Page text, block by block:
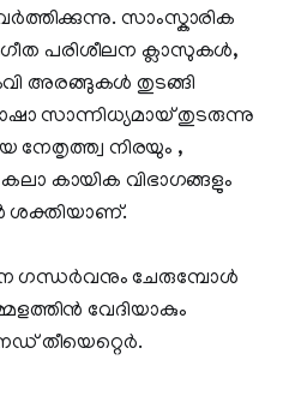
സാംസ്കാരിക
പരിശീലന ക്ലാസുകള്‍,
അരങ്ങുകള്‍ തുടങ്ങി
സാന്നിധ്യമായ് തുടരുന്നു
നേതൃത്ത്വ നിരയും ,
കായിക വിഭാഗങ്ങളും
ശക്തിയാണ്.
ഗന്ധര്‍വനും ചേരുമ്പോള്‍
വേദിയാകും
തീയെറ്റെര്‍.